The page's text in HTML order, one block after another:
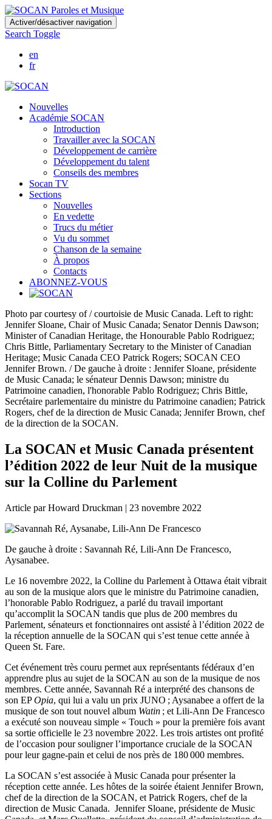
Skip
to
main
content
Activer/désactiver navigation
Search Toggle
en
fr
Nouvelles
Académie SOCAN
Introduction
Travailler avec la SOCAN
Développement de carrière
Développement du talent
Conseils des membres
Socan TV
Sections
Nouvelles
En vedette
Trucs du métier
Vu du sommet
Chanson de la semaine
À propos
Contacts
ABONNEZ-VOUS
Photo par courtesy of / courtoisie de Music Canada. Left to right:
Jennifer Sloane, Chair of Music Canada; Senator Dennis Dawson;
Minister of Canadian Heritage, the Honourable Pablo Rodriguez;
Chris Bittle, Parliamentary Secretary to the Minister of Canadian
Heritage; Music Canada CEO Patrick Rogers; SOCAN CEO
Jennifer Brown. / De gauche à droite : Jennifer Sloane, présidente
de Music Canada; le sénateur Dennis Dawson; ministre du
Patrimoine canadien, l'honorable Pablo Rodriguez; Chris Bittle,
Secrétaire parlementaire du ministre du Patrimoine canadien; Patrick
Rogers, chef de la direction de Music Canada; Jennifer Brown, chef
de la direction de la SOCAN.
La SOCAN et Music Canada présentent
l’édition 2022 de leur Nuit de la musique
sur la Colline du Parlement
Article par Howard Druckman | 23 novembre 2022
De gauche à droite : Savannah Ré, Lili-Ann De Francesco,
Aysanabee.
Le 16 novembre 2022, la Colline du Parlement à Ottawa était vibrait
au son de la musique alors que le ministre du Patrimoine canadien,
l’honorable Pablo Rodriguez, a parlé du travail important
qu’accomplit la SOCAN tandis que plus de 200 membres du
Parlement, sénateurs et fonctionnaires ont assisté à l’édition 2022 de
la réception annuelle de la SOCAN qui s’est tenue cette année à
Queen St. Fare.
Cet événement très couru permet aux représentants fédéraux d’en
apprendre plus au sujet de la SOCAN au son de la musique de nos
membres. Cette année, Savannah Ré a interprété des chansons de
son EPOpia, qui lui a valu un prix JUNO ; Aysanabee a offert de la
musique de son tout nouvel album Watin ; et Lili-Ann De Francesco
a exécuté son nouveau simple « Touch » pour la première fois avant
sa sortie officielle le 23 novembre 2022. Les trois artistes ont profité
de l’occasion pour souligner l’importance cruciale de la SOCAN
pour leur gagne-pain et celui de nos près de 180 000 membres.
La SOCAN s’est associée à Music Canada pour présenter la
réception cette année. Les hôtes de la soirée étaient Jennifer Brown,
chef de la direction de la SOCAN, et Patrick Rogers, chef de la
direction de Music Canada. Jennifer Sloane, présidente de Music